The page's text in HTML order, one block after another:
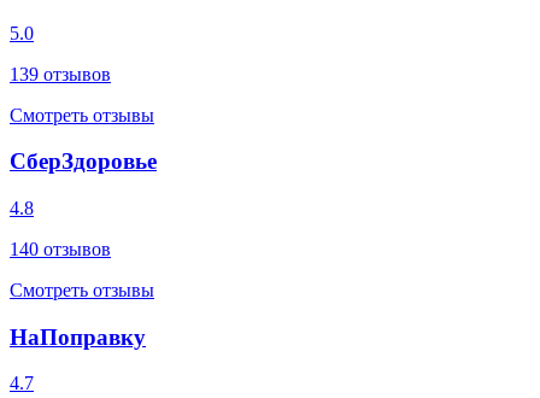
5.0
139 отзывов
Смотреть отзывы
СберЗдоровье
4.8
140 отзывов
Смотреть отзывы
НаПоправку
4.7